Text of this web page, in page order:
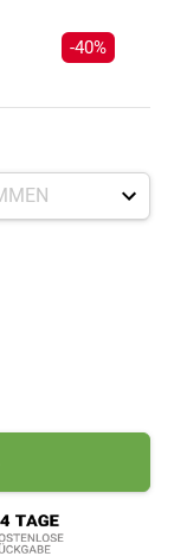
-40%